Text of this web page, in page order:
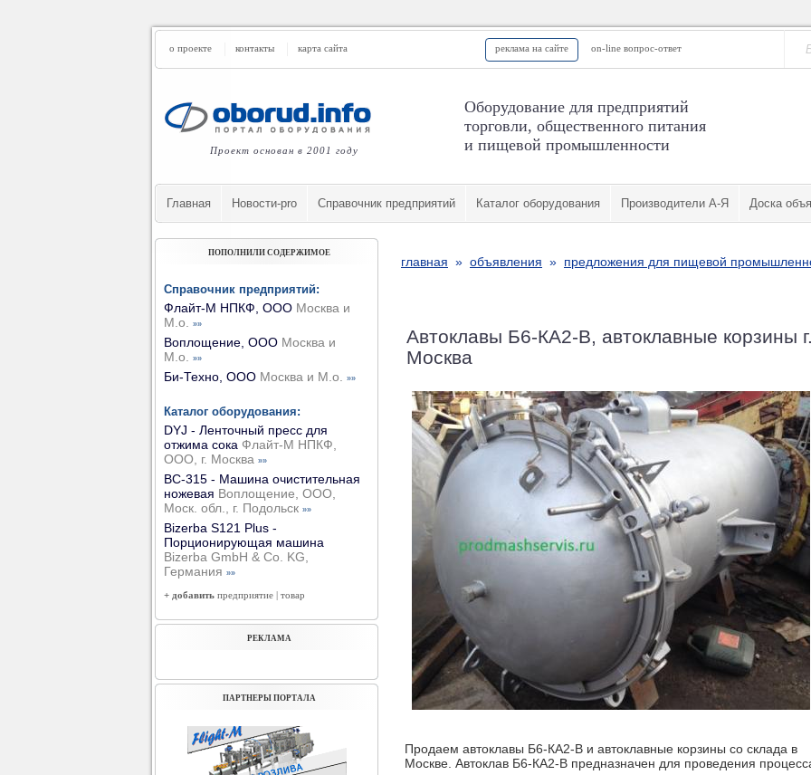
о проекте контакты карта сайта реклама на сайте on-line вопрос-ответ
Проект основан в 2001 году
Оборудование для предприятий
торговли, общественного питания
и пищевой промышленности
Главная Новости-pro Cправочник предприятий Каталог оборудования Производители А-Я Доска
главная » объявления » предложения для пищевой
Автоклавы Б6-КА2-В, автоклавные корзины
Москва
Продаем автоклавы Б6-КА2-В и автоклавные корзины со склада в
Москве. Автоклав Б6-КА2-В предназначен для проведения
ПОПОЛНИЛИ СОДЕРЖИМОЕ
Справочник предприятий:
Флайт-М НПКФ, ООО Москва и
М.о.
»»
Воплощение, ООО Москва и
М.о.
»»
Би-Техно, ООО Москва и М.о. »»
Каталог оборудования:
DYJ - Ленточный пресс для
отжима сока Флайт-М НПКФ,
ООО, г. Москва »»
ВС-315 - Машина очистительная
ножевая Воплощение, ООО,
Моск. обл., г. Подольск »»
Bizerba S121 Plus -
Порционирующая машина
Bizerba GmbH & Co. KG,
Германия »»
+ добавить предприятие | товар
РЕКЛАМА
ПАРТНЕРЫ ПОРТАЛА